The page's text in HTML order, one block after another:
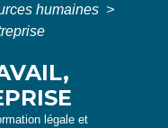
humaines >
légale et